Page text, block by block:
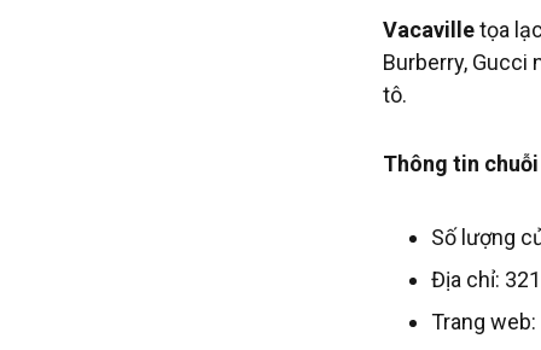
Vacavilletọa
Burberry, Gucci
tô.
Thông tin
Số lượng
Địa chỉ:
Trang web: